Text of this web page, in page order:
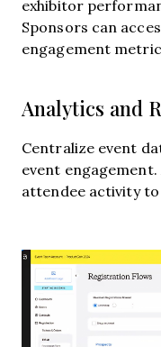
exhibitor
Sponsors can
engagement
Analytics and
Centralize event
event
attendee activity to